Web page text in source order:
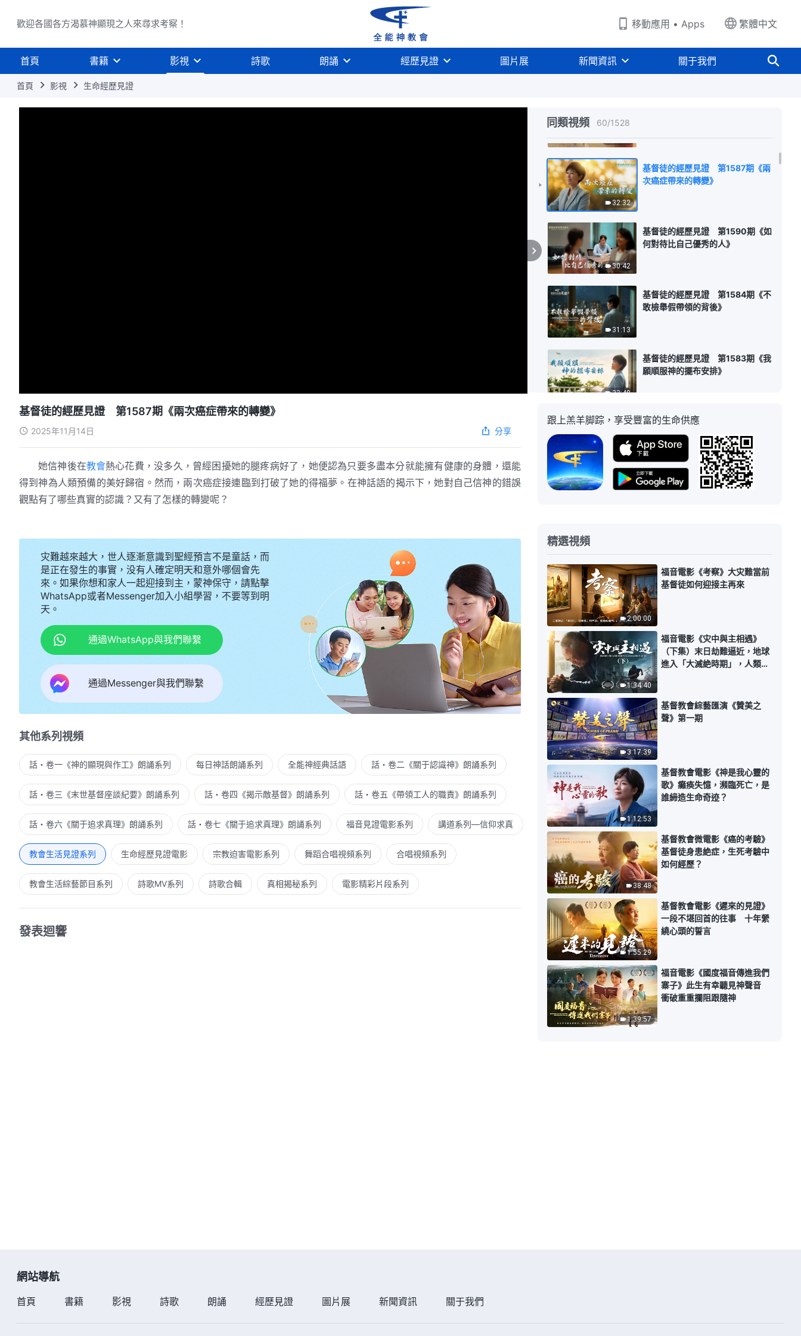
歡迎各國各方渴慕神顯現之人來尋求考察！ 移動應用 • Apps 繁體中文
首頁 書籍 影視 詩歌 朗誦 經歷見證 圖片展 新聞資訊 關于我們
首頁 影視 生命經歷見證
同類視頻 60/1528
29:42
32:15
32:32
基督徒的經歷見證 第1587期《兩
次癌症帶來的轉變》
30:42
基督徒的經歷見證 第1590期《如
何對待比自己優秀的人》
31:13
基督徒的經歷見證 第1584期《不
敢檢舉假帶領的背後》
33:49
基督徒的經歷見證 第1583期《我
願順服神的擺布安排》
31:57
基督徒的經歷見證 第1582期《我
的防備誤解終于消除了》
基督徒的經歷見證 第1581期《一
30:55
33:32
基督徒的經歷見證 第1579期《從
挪亞對待神托付的態度上我學到的
功課》
38:09
基督徒的經歷見證 第1578期《悖
逆的我是如何歸向神的》
31:09
基督徒的經歷見證 第1577期《經
歷逼迫患難的收穫》
31:31
基督徒的經歷見證 第1576期《我
不再一味地崇拜人了》
基督徒的經歷見證 第1587期《兩次癌症帶來的轉變》
2025年11月14日 分享
她信神後在教會熱心花費，没多久，曾經困擾她的腿疼病好了，她便認為只要多盡本分就能擁有健康的身體，還能
得到神為人類預備的美好歸宿。然而，兩次癌症接連臨到打破了她的得福夢。在神話語的揭示下，她對自己信神的錯誤
觀點有了哪些真實的認識？又有了怎樣的轉變呢？
灾難越來越大，世人逐漸意識到聖經預言不是童話，而
是正在發生的事實，没有人確定明天和意外哪個會先
來。如果你想和家人一起迎接到主，蒙神保守，請點擊
WhatsApp或者Messenger加入小組學習，不要等到明
天。
通過WhatsApp與我們聯繫
通過Messenger與我們聯繫
其他系列視頻
話・卷一《神的顯現與作工》朗誦系列 每日神話朗誦系列 全能神經典話語 話・卷二《關于認識神》朗誦系列
話・卷三《末世基督座談紀要》朗誦系列 話・卷四《揭示敵基督》朗誦系列 話・卷五《帶領工人的職責》朗誦系列
話・卷六《關于追求真理》朗誦系列 話・卷七《關于追求真理》朗誦系列 福音見證電影系列 講道系列—信仰求真
教會生活見證系列 生命經歷見證電影 宗教迫害電影系列 舞蹈合唱視頻系列 合唱視頻系列
教會生活綜藝節目系列 詩歌MV系列 詩歌合輯 真相揭秘系列 電影精彩片段系列
發表迴響
跟上羔羊脚踪，享受豐富的生命供應
精選視頻
2:00:00
福音電影《考察》大灾難當前
基督徒如何迎接主再來
1:34:40
福音電影《灾中與主相遇》
（下集）末日劫難逼近，地球
進入「大滅絶時期」，人類進
3:17:39
基督教會綜藝匯演《贊美之
聲》第一期
1:12:53
基督教會電影《神是我心靈的
歌》癱痪失憶，瀕臨死亡，是
誰締造生命奇迹？
38:48
基督教會微電影《癌的考驗》
基督徒身患絶症，生死考驗中
如何經歷？
1:55:29
基督教會電影《遲來的見證》
一段不堪回首的往事 十年縈
繞心頭的誓言
1:39:57
福音電影《國度福音傳進我們
寨子》此生有幸聽見神聲音
衝破重重攔阻跟隨神
網站導航
首頁 書籍 影視 詩歌 朗誦 經歷見證 圖片展 新聞資訊 關于我們